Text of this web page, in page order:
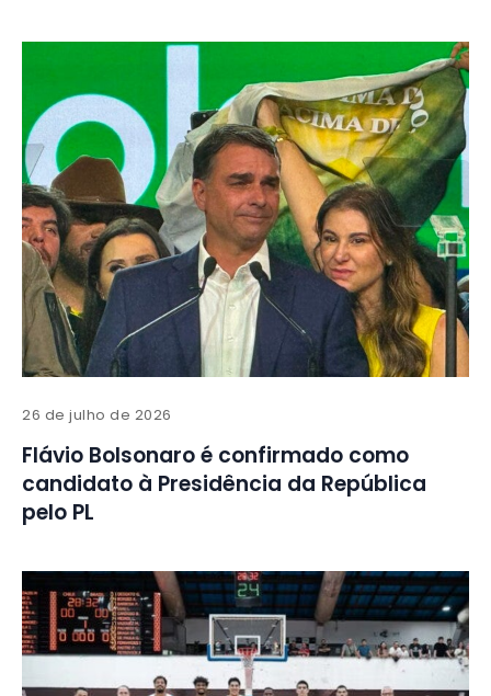
26 de julho de 2026
Flávio Bolsonaro é confirmado como
candidato à Presidência da República
pelo PL